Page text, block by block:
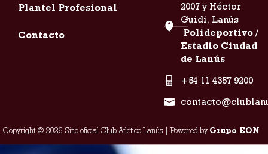
Plantel Profesional
Contacto
2007 y Héctor
Guidi, Lanús
Polideportivo /
Estadio Ciudad
de Lanús
+54 11 4357 9200
Copyright © 2026 Sitio oficial Club Atlético Lanús | Powered byGrupo EON